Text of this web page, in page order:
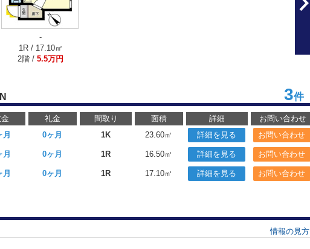
-
1R / 17.10㎡
2階 / 5.5万円
3件
礼金 間取り 面積 詳細
お問い合わせ
月 0ヶ月 1K 23.60㎡ 詳細を見る お問い合わせ
月 0ヶ月 1R 16.50㎡ 詳細を見る お問い合わせ
月 0ヶ月 1R 17.10㎡ 詳細を見る お問い合わせ
情報の見方